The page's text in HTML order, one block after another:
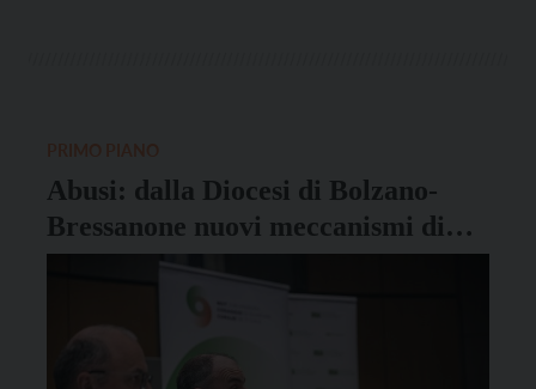
Abusi: dalla Diocesi di Bolzano-
Bressanone nuovi meccanismi di
controllo, supporto e prevenzione